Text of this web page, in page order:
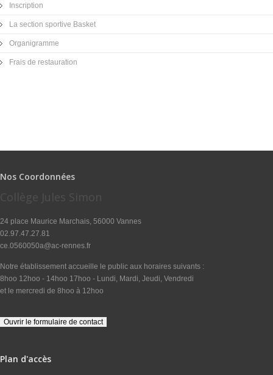
Inscription
La section sportive Basket
Organigramme
Frais de restauration
Nos Coordonnées
Collège Jules Simon
24 place Maurice Marchais, 56000 Vannes
02.97.47.27.81
ce.0560050a@ac-rennes.fr
Notre établissement accueille le public aux horaires suivants :
8hoo 12hoo - 14hoo 17hoo - Lundi, Mardi, Jeudi, Vendredi
et le mercredi de 8hoo à 12hoo
Plan d'accès